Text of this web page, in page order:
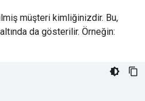
müşteri kimliğinizdir. Bu,
da gösterilir. Örneğin: